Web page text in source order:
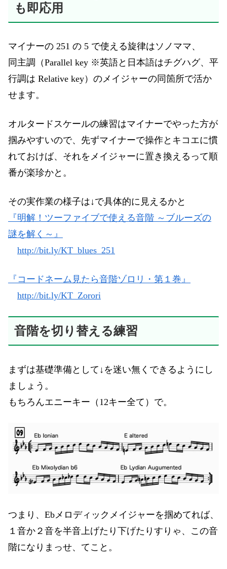
も即応用
マイナーの 251 の 5 で使える旋律はソノママ、
同主調（Parallel key ※英語と日本語はチグハグ、平
行調は Relative key）のメイジャーの同箇所で活か
せます。
オルタードスケールの練習はマイナーでやった方が
掴みやすいので、先ずマイナーで操作とキコエに慣
れておけば、それをメイジャーに置き換えるって順
番が楽珍かと。
その実作業の様子は↓で具体的に見えるかと
『明解！ツーファイブで使える音階 ～ブルーズの
謎を解く～』
http://bit.ly/KT_blues_251
『コードネーム見たら音階ゾロリ・第１巻』
http://bit.ly/KT_Zorori
音階を切り替える練習
まずは基礎準備として↓を迷い無くできるようにし
ましょう。
もちろんエニーキー（12キー全て）で。
つまり、Ebメロディックメイジャーを掴めてれば、
１音か２音を半音上げたり下げたりすりゃ、この音
階になりまっせ、てこと。